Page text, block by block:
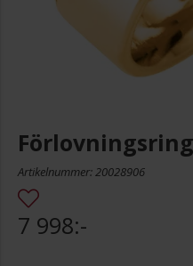
Artikelnummer: 20028906
7 998:-